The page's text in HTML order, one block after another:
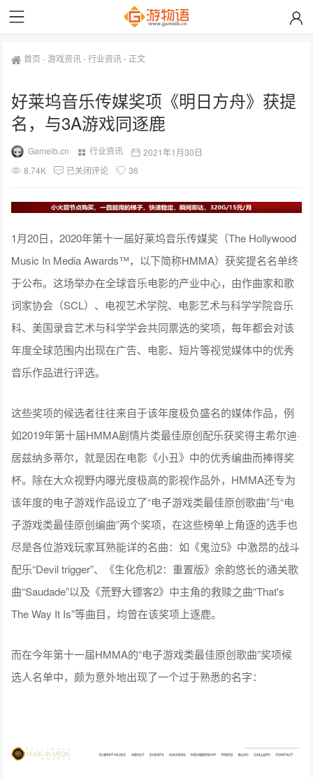
首页 -游戏资讯-行业资讯- 正文
好莱坞音乐传媒奖项《明日方舟》获提
名，与3A游戏同逐鹿
Gameib.cn 行业资讯
2021年1月30日
8.74K
已关闭评论 36
1月20日，2020年第十一届好莱坞音乐传媒奖（The Hollywood
Music In Media Awards™，以下简称HMMA）获奖提名名单终
于公布。这场举办在全球音乐电影的产业中心，由作曲家和歌
词家协会（SCL）、电视艺术学院、电影艺术与科学学院音乐
科、美国录音艺术与科学学会共同票选的奖项，每年都会对该
年度全球范围内出现在广告、电影、短片等视觉媒体中的优秀
音乐作品进行评选。
这些奖项的候选者往往来自于该年度极负盛名的媒体作品，例
如2019年第十届HMMA剧情片类最佳原创配乐获奖得主希尔迪·
居兹纳多蒂尔，就是因在电影《小丑》中的优秀编曲而捧得奖
杯。除在大众视野内曝光度极高的影视作品外，HMMA还专为
该年度的电子游戏作品设立了“电子游戏类最佳原创歌曲”与“电
子游戏类最佳原创编曲”两个奖项，在这些榜单上角逐的选手也
尽是各位游戏玩家耳熟能详的名曲：如《鬼泣5》中激昂的战斗
配乐“Devil trigger”、《生化危机2：重置版》余韵悠长的通关歌
曲“Saudade”以及《荒野大镖客2》中主角的救赎之曲“That's
The Way It Is”等曲目，均曾在该奖项上逐鹿。
而在今年第十一届HMMA的“电子游戏类最佳原创歌曲”奖项候
选人名单中，颇为意外地出现了一个过于熟悉的名字：